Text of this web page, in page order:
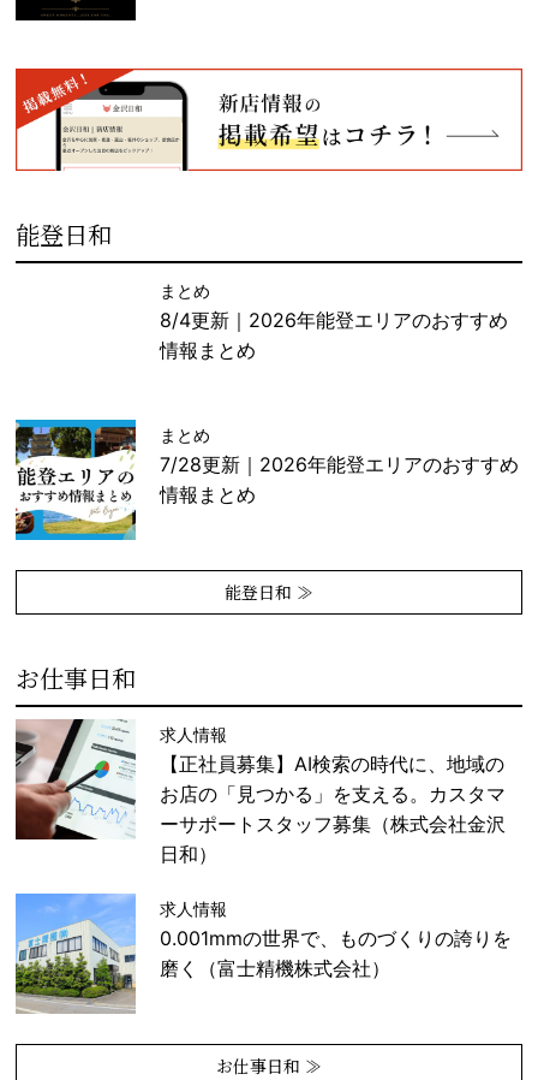
能登日和
まとめ
8/4更新｜2026年能登エリアのおすすめ
情報まとめ
まとめ
7/28更新｜2026年能登エリアのおすすめ
情報まとめ
能登日和 ≫
お仕事日和
求人情報
【正社員募集】AI検索の時代に、地域の
お店の「見つかる」を支える。カスタマ
ーサポートスタッフ募集（株式会社金沢
日和）
求人情報
0.001mmの世界で、ものづくりの誇りを
磨く（富士精機株式会社）
お仕事日和 ≫